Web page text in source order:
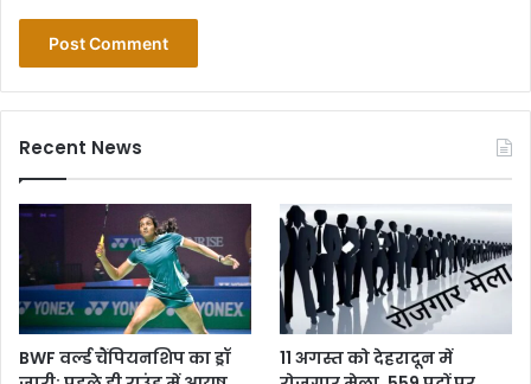
Recent News
BWF वर्ल्ड चैंपियनशिप का ड्रॉ
11 अगस्त को देहरादून में